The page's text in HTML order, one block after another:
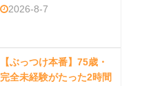
2026-8-7
【ぶっつけ本番】75歳・
完全未経験がたった2時間